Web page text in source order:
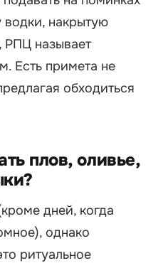
накрытую
РПЦ называет
Есть примета не
обходиться
плов, оливье,
дней, когда
однако
ритуальное